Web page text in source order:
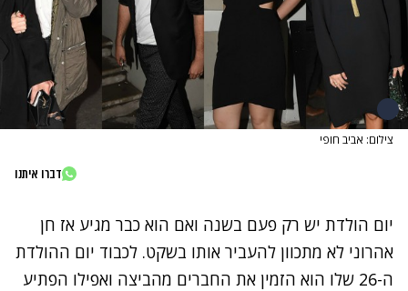
צילום: אביב חופי
דברו איתנו
יום הולדת יש רק פעם בשנה ואם הוא כבר מגיע אז חן
אהרוני לא מתכוון להעביר אותו בשקט. לכבוד יום ההולדת
ה-26 שלו הוא הזמין את החברים מהביצה ואפילו הפתיע